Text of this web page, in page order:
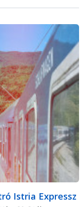
Istria Expressz